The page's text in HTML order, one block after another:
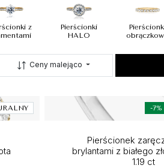
z
Pierścionki
HALO
Ceny malejąco
-7%
Pierścionek
brylantami z białego
1.19 ct